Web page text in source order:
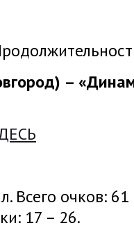
–
Всего очков:
17 – 26.